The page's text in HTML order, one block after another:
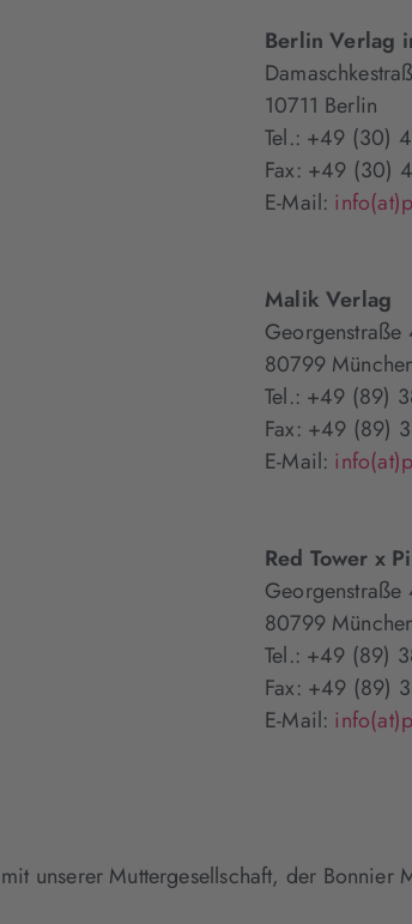
Berlin Verlag
10711 Berlin
Tel.: +49 (30)
Fax: +49 (30)
E-Mail:
Malik Verlag
Georgenstraße
80799
Tel.: +49 (89)
Fax: +49 (89)
E-Mail:
Red Tower x
Georgenstraße
80799
Tel.: +49 (89)
Fax: +49 (89)
E-Mail:
unserer Muttergesellschaft, der Bonnier